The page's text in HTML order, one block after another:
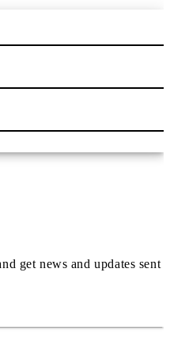
get news and updates sent